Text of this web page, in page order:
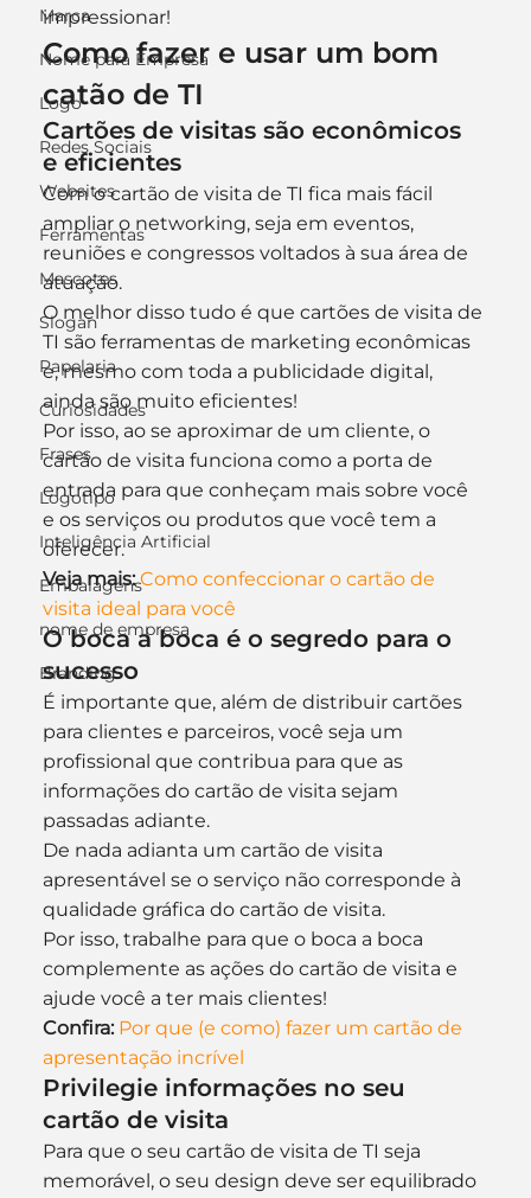
Marca
Nome para Empresa
Logo
Redes Sociais
Websites
Ferramentas
Mascotes
Slogan
Papelaria
Curiosidades
Frases
Logotipo
Inteligência Artificial
Embalagens
nome de empresa
Branding
impressionar!
Como fazer e usar um bom
catão de TI
Cartões de visitas são econômicos
e eficientes
Com o cartão de visita de TI fica mais fácil
ampliar o networking, seja em eventos,
reuniões e congressos voltados à sua área de
atuação.
O melhor disso tudo é que cartões de visita de
TI são ferramentas de marketing econômicas
e, mesmo com toda a publicidade digital,
ainda são muito eficientes!
Por isso, ao se aproximar de um cliente, o
cartão de visita funciona como a porta de
entrada para que conheçam mais sobre você
e os serviços ou produtos que você tem a
oferecer.
Veja mais: Como confeccionar o cartão de
visita ideal para você
O boca a boca é o segredo para o
sucesso
É importante que, além de distribuir cartões
para clientes e parceiros, você seja um
profissional que contribua para que as
informações do cartão de visita sejam
passadas adiante.
De nada adianta um cartão de visita
apresentável se o serviço não corresponde à
qualidade gráfica do cartão de visita.
Por isso, trabalhe para que o boca a boca
complemente as ações do cartão de visita e
ajude você a ter mais clientes!
Confira: Por que (e como) fazer um cartão de
apresentação incrível
Privilegie informações no seu
cartão de visita
Para que o seu cartão de visita de TI seja
memorável, o seu design deve ser equilibrado